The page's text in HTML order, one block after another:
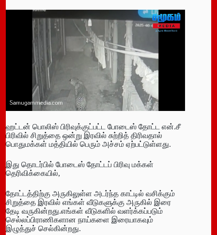
ஹட்டன் பொலிஸ் பிரிவுக்குட்பட்ட போடைஸ் தோட்ட என்.சீ
பிரிவில் சிறுத்தை ஒன்று இரவில் சுற்றித் திரிவதால்
பொதுமக்கள் மத்தியில் பெரும் அச்சம் ஏற்பட்டுள்ளது.
இது தொடர்பில் போடைஸ் தோட்டப் பிரிவு மக்கள்
தெரிவிக்கையில்,
தோட்டத்திற்கு அருகிலுள்ள அடர்ந்த காட்டில் வசிக்கும்
சிறுத்தை இரவில் எங்கள் வீடுகளுக்கு அருகில் இரை
தேடி வருகின்றது.எங்கள் வீடுகளில் வளர்க்கப்படும்
செல்லப்பிராணிகளான நாய்களை இரையாகவும்
இழுத்துச் செல்கின்றது.